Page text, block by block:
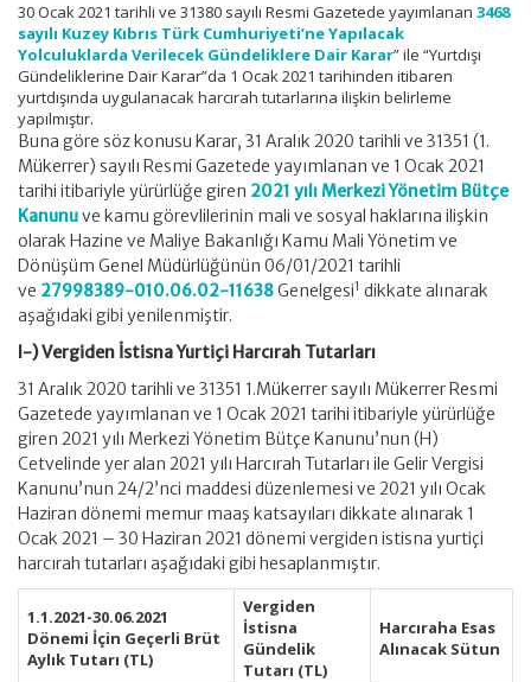
30 Ocak 2021 tarihli ve 31380 sayılı Resmi Gazetede yayımlanan 3468
sayılı Kuzey Kıbrıs Türk Cumhuriyeti’ne Yapılacak
Yolculuklarda Verilecek Gündeliklere Dair Karar” ile “Yurtdışı
Gündeliklerine Dair Karar”da 1 Ocak 2021 tarihinden itibaren
yurtdışında uygulanacak harcırah tutarlarına ilişkin belirleme
yapılmıştır.
Buna göre söz konusu Karar, 31 Aralık 2020 tarihli ve 31351 (1.
Mükerrer) sayılı Resmi Gazetede yayımlanan ve 1 Ocak 2021
tarihi itibariyle yürürlüğe giren 2021 yılı Merkezi Yönetim Bütçe
Kanunuve kamu görevlilerinin mali ve sosyal haklarına ilişkin
olarak Hazine ve Maliye Bakanlığı Kamu Mali Yönetim ve
Dönüşüm Genel Müdürlüğünün 06/01/2021 tarihli
ve 27998389-010.06.02-11638Genelgesi1 dikkate alınarak
aşağıdaki gibi yenilenmiştir.
I-) Vergiden İstisna Yurtiçi Harcırah Tutarları
31 Aralık 2020 tarihli ve 31351 1.Mükerrer sayılı Mükerrer Resmi
Gazetede yayımlanan ve 1 Ocak 2021 tarihi itibariyle yürürlüğe
giren 2021 yılı Merkezi Yönetim Bütçe Kanunu’nun (H)
Cetvelinde yer alan 2021 yılı Harcırah Tutarları ile Gelir Vergisi
Kanunu’nun 24/2’nci maddesi düzenlemesi ve 2021 yılı Ocak
Haziran dönemi memur maaş katsayıları dikkate alınarak 1
Ocak 2021 – 30 Haziran 2021 dönemi vergiden istisna yurtiçi
harcırah tutarları aşağıdaki gibi hesaplanmıştır.
1.1.2021-30.06.2021
Dönemi İçin Geçerli Brüt
Aylık Tutarı (TL)
Vergiden
İstisna
Gündelik
Tutarı (TL)
Harcıraha Esas
Alınacak Sütun